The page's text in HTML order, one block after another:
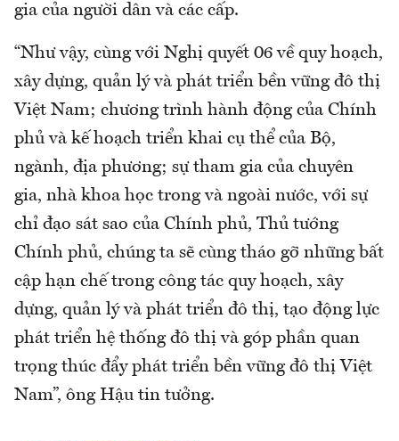
gia của người dân và các cấp.
“Như vậy, cùng với Nghị quyết 06 về quy hoạch,
xây dựng, quản lý và phát triển bền vững đô thị
Việt Nam; chương trình hành động của Chính
phủ và kế hoạch triển khai cụ thể của Bộ,
ngành, địa phương; sự tham gia của chuyên
gia, nhà khoa học trong và ngoài nước, với sự
chỉ đạo sát sao của Chính phủ, Thủ tướng
Chính phủ, chúng ta sẽ cùng tháo gỡ những bất
cập hạn chế trong công tác quy hoạch, xây
dựng, quản lý và phát triển đô thị, tạo động lực
phát triển hệ thống đô thị và góp phần quan
trọng thúc đẩy phát triển bền vững đô thị Việt
Nam”, ông Hậu tin tưởng.